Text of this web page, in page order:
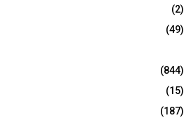
(2)
(49)
(844)
(15)
(187)